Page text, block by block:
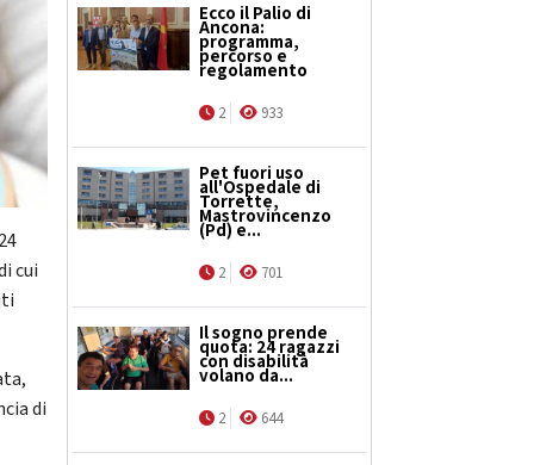
cui
di
Ecco il Palio di
Ancona:
programma,
percorso e
regolamento
2 933
Pet fuori uso
all'Ospedale di
Torrette,
Mastrovincenzo
(Pd) e...
2 701
Il sogno prende
quota: 24 ragazzi
con disabilità
volano da...
2 644